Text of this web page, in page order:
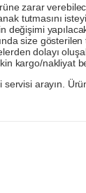
zarar
tutmasını
değişimi
size
dolayı
kargo/nakliyat
arayın.